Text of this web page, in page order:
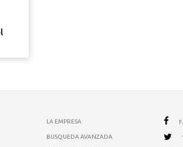
LA EMPRESA
BUSQUEDA AVANZADA